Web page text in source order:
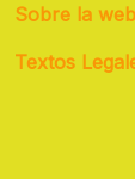
Sobre la web
Textos